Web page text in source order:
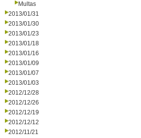
Multas
2013/01/31
2013/01/30
2013/01/23
2013/01/18
2013/01/16
2013/01/09
2013/01/07
2013/01/03
2012/12/28
2012/12/26
2012/12/19
2012/12/12
2012/11/21